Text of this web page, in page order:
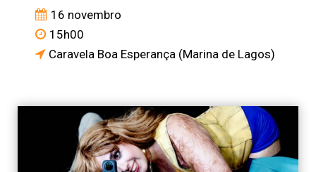
16 novembro
15h00
Caravela Boa Esperança (Marina de Lagos)